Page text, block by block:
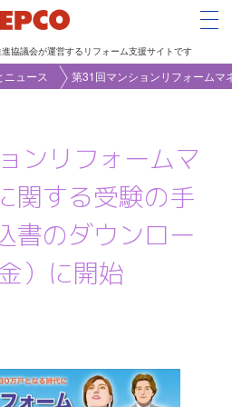
協議会が運営するリフォーム支援サイトです
ニュース 第31回マンションリフォームマ
ンリフォームマ
関する受験の手
書のダウンロー
）に開始